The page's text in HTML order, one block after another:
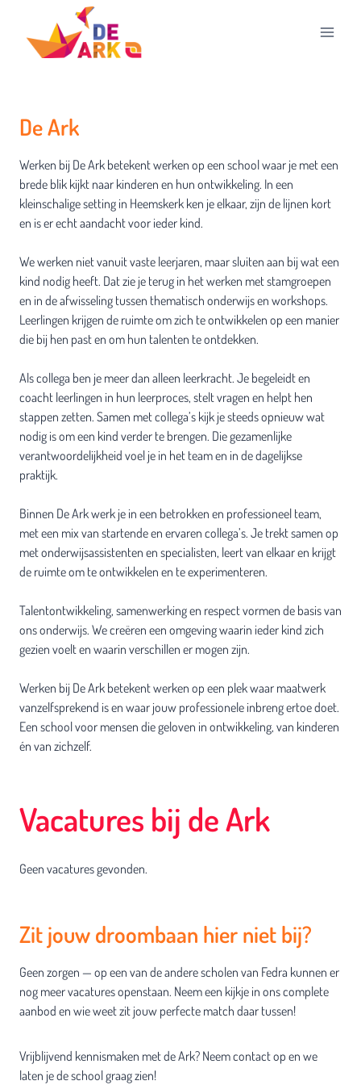
inhoud
De Ark
Werken bij De Ark betekent werken op een school waar je met een
brede blik kijkt naar kinderen en hun ontwikkeling. In een
kleinschalige setting in Heemskerk ken je elkaar, zijn de lijnen kort
en is er echt aandacht voor ieder kind.
We werken niet vanuit vaste leerjaren, maar sluiten aan bij wat een
kind nodig heeft. Dat zie je terug in het werken met stamgroepen
en in de afwisseling tussen thematisch onderwijs en workshops.
Leerlingen krijgen de ruimte om zich te ontwikkelen op een manier
die bij hen past en om hun talenten te ontdekken.
Als collega ben je meer dan alleen leerkracht. Je begeleidt en
coacht leerlingen in hun leerproces, stelt vragen en helpt hen
stappen zetten. Samen met collega’s kijk je steeds opnieuw wat
nodig is om een kind verder te brengen. Die gezamenlijke
verantwoordelijkheid voel je in het team en in de dagelijkse
praktijk.
Binnen De Ark werk je in een betrokken en professioneel team,
met een mix van startende en ervaren collega’s. Je trekt samen op
met onderwijsassistenten en specialisten, leert van elkaar en krijgt
de ruimte om te ontwikkelen en te experimenteren.
Talentontwikkeling, samenwerking en respect vormen de basis van
ons onderwijs. We creëren een omgeving waarin ieder kind zich
gezien voelt en waarin verschillen er mogen zijn.
Werken bij De Ark betekent werken op een plek waar maatwerk
vanzelfsprekend is en waar jouw professionele inbreng ertoe doet.
Een school voor mensen die geloven in ontwikkeling, van kinderen
én van zichzelf.
Vacatures bij de Ark
Geen vacatures gevonden.
Zit jouw droombaan hier niet bij?
Geen zorgen — op een van de andere scholen van Fedra kunnen er
nog meer vacatures openstaan. Neem een kijkje in ons complete
aanbod en wie weet zit jouw perfecte match daar tussen!
Vrijblijvend kennismaken met de Ark? Neem contact op en we
laten je de school graag zien!